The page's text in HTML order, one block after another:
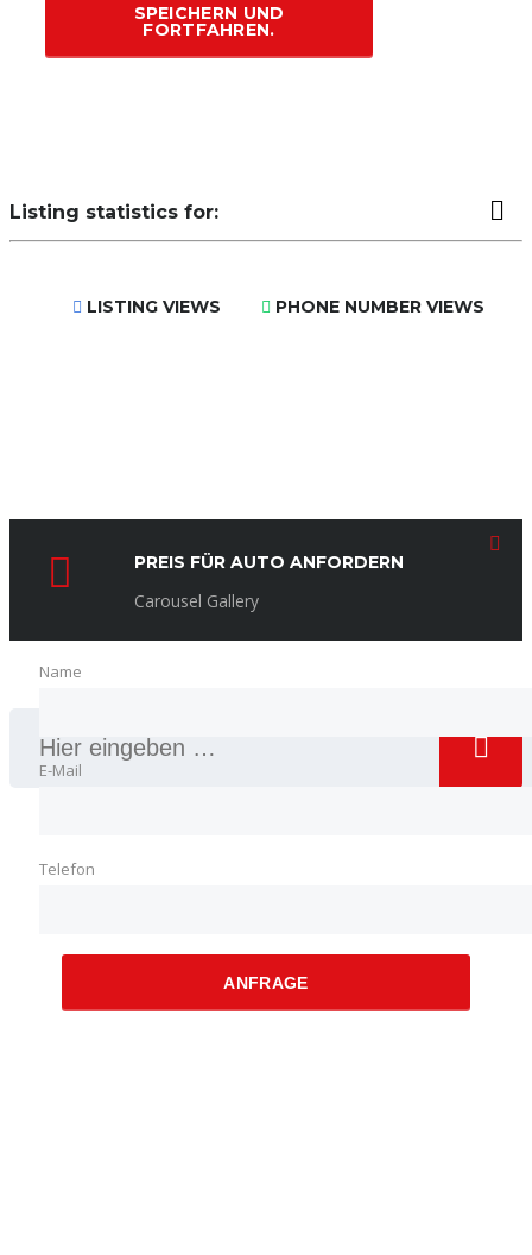
SPEICHERN UND
FORTFAHREN.
Listing statistics for:
LISTING VIEWS PHONE NUMBER VIEWS
SUCHE
PREIS FÜR AUTO ANFORDERN
Carousel Gallery
Name
E-Mail
Telefon
ANFRAGE